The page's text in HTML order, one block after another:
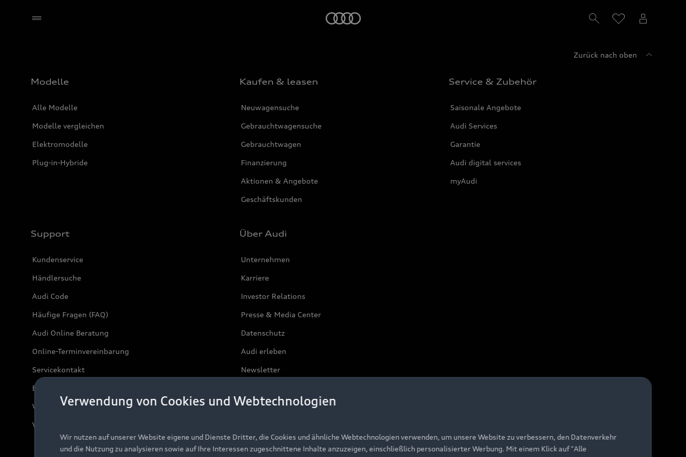
Zurück nach oben
Modelle
Alle Modelle
Modelle vergleichen
Elektromodelle
Plug-in-Hybride
Kaufen & leasen
Neuwagensuche
Gebrauchtwagensuche
Gebrauchtwagen
Finanzierung
Aktionen & Angebote
Geschäftskunden
Service & Zubehör
Saisonale Angebote
Audi Services
Garantie
Audi digital services
myAudi
Support
Kundenservice
Händlersuche
Audi Code
Häufige Fragen (FAQ)
Audi Online Beratung
Online-Terminvereinbarung
Servicekontakt
Bordbuch & Bedienungsanleitungen
Verträge kündigen
Vertrag widerrufen
Über Audi
Unternehmen
Karriere
Investor Relations
Presse & Media Center
Datenschutz
Audi erleben
Newsletter
Verwendung von Cookies und Webtechnologien
Wir nutzen auf unserer Website eigene und Dienste Dritter, die Cookies und ähnliche Webtechnologien verwenden, um unsere Website zu verbessern, den Datenverkehr
und die Nutzung zu analysieren sowie auf Ihre Interessen zugeschnittene Inhalte anzuzeigen, einschließlich personalisierter Werbung. Mit einem Klick auf "Alle